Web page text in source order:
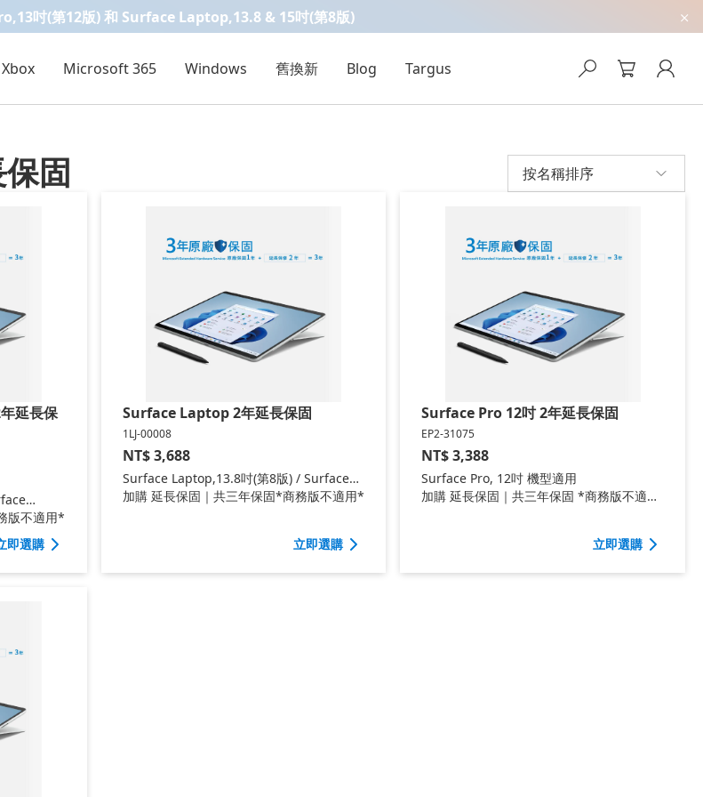
吋(第12版) 和 Surface Laptop,13.8 & 15吋(第8版)
Xbox Microsoft 365 Windows 舊換新 Blog Targus
固 按名稱排序
延長保
Go 3
版不適用*
即選購
Surface Laptop 2年延長保固
1LJ-00008
NT$3,688
Surface Laptop,13.8吋(第8版) / Surface
Laptop (第7版) / Surface Laptop 5 機型適
加購 延長保固｜共三年保固*商務版不適用*
立即選購
Surface Pro 12吋 2年延長保固
EP2-31075
NT$3,388
Surface Pro, 12吋 機型適用
加購 延長保固｜共三年保固 *商務版不適用
立即選購